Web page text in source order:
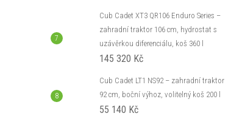
Cub Cadet XT3 QR106 Enduro Series –
zahradní traktor 106 cm, hydrostat s
uzávěrkou diferenciálu, koš 360 l
145 320 Kč
Cub Cadet LT1 NS92 – zahradní traktor
92 cm, boční výhoz, volitelný koš 200 l
55 140 Kč